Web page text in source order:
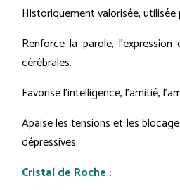
Historiquement valorisée,
Renforce la parole,
cérébrales.
Favorise l'intelligence, l'amitié,
Apaise les tensions et les
dépressives.
Cristal de Roche :